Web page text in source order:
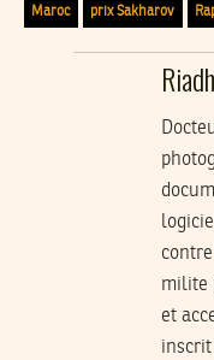
Maroc prix Sakharov
milite
et
inscrit